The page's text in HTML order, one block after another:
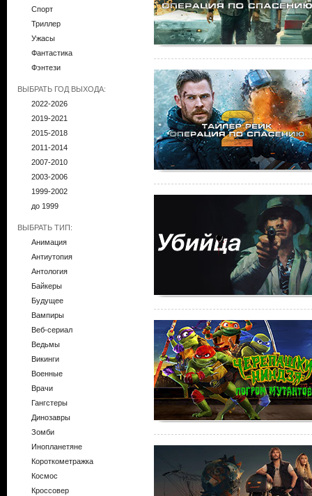
Спорт
Триллер
Ужасы
Фантастика
Фэнтези
ВЫБРАТЬ ГОД ВЫХОДА:
2022-2026
2019-2021
2015-2018
2011-2014
2007-2010
2003-2006
1999-2002
до 1999
ВЫБРАТЬ ТИП:
Анимация
Антиутопия
Антология
Байкеры
Будущее
Вампиры
Веб-сериал
Ведьмы
Викинги
Военные
Врачи
Гангстеры
Динозавры
Зомби
Инопланетяне
Короткометражка
Космос
Кроссовер